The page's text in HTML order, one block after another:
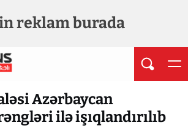
reklam burada
Azərbaycan
ilə işıqlandırılıb